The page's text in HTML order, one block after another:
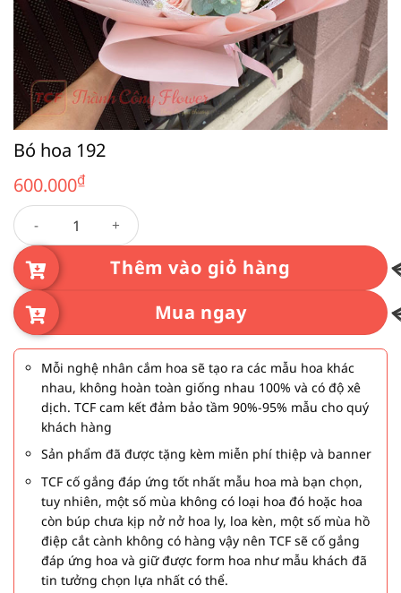
Bó hoa 192
600.000₫
Bó hoa 192 số lượng
Thêm vào giỏ hàng
Mua ngay
Mỗi nghệ nhân cắm hoa sẽ tạo ra các mẫu hoa khác
nhau, không hoàn toàn giống nhau 100% và có độ xê
dịch. TCF cam kết đảm bảo tầm 90%-95% mẫu cho quý
khách hàng
Sản phẩm đã được tặng kèm miễn phí thiệp và banner
TCF cố gắng đáp ứng tốt nhất mẫu hoa mà bạn chọn,
tuy nhiên, một số mùa không có loại hoa đó hoặc hoa
còn búp chưa kịp nở nở hoa ly, loa kèn, một số mùa hồ
điệp cắt cành không có hàng vậy nên TCF sẽ cố gắng
đáp ứng hoa và giữ được form hoa như mẫu khách đã
tin tưởng chọn lựa nhất có thể.